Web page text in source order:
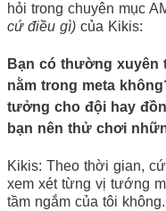
hỏi trong chuyên mục
cứ điều gì) của Kikis:
Bạn có thường
nằm trong meta
tưởng cho đội hay
bạn nên thử chơi
Kikis: Theo thời gian,
xem xét từng vị tướng
tầm ngắm của tôi